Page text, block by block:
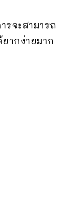
จะสามารถ
ากง่ายมาก